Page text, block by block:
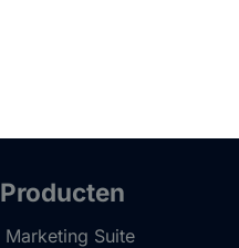
Producten
Marketing Suite